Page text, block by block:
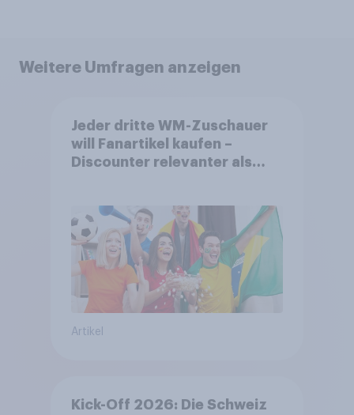
Weitere Umfragen anzeigen
Jeder dritte WM-Zuschauer
will Fanartikel kaufen –
Discounter relevanter als
Artikel
Kick-Off 2026: Die Schweiz